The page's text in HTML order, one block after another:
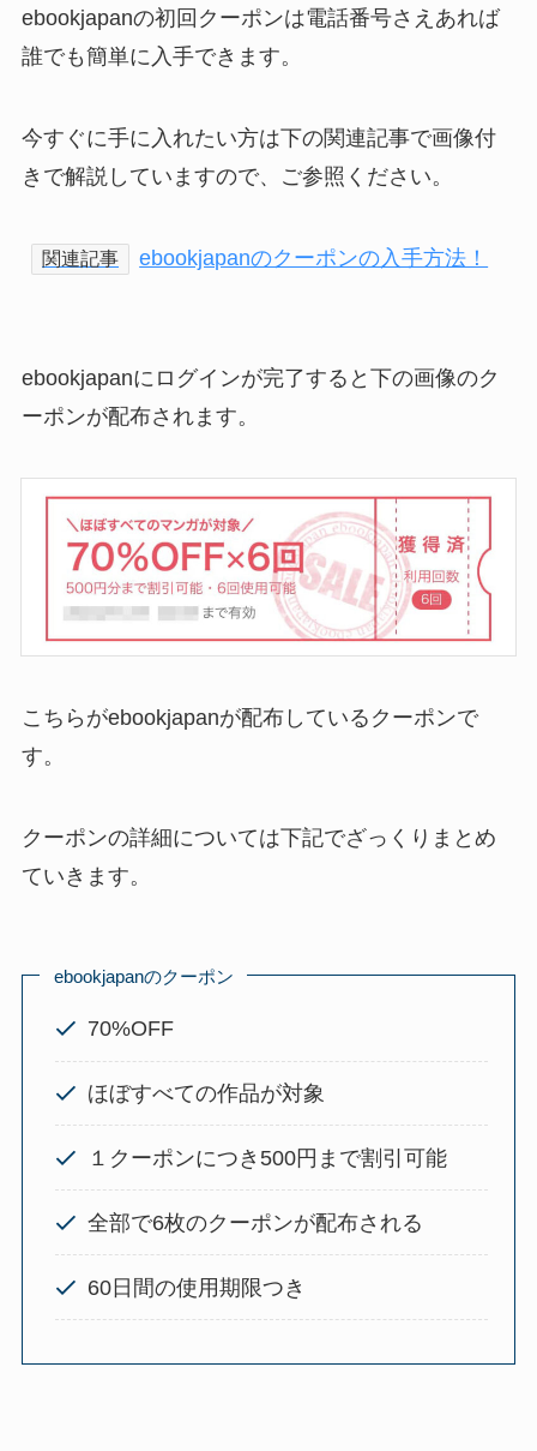
ebookjapanの初回クーポンは電話番号さえあれば
誰でも簡単に入手できます。
今すぐに手に入れたい方は下の関連記事で画像付
きで解説していますので、ご参照ください。
関連記事 ebookjapanのクーポンの入手方法！
ebookjapanにログインが完了すると下の画像のク
ーポンが配布されます。
こちらがebookjapanが配布しているクーポンで
す。
クーポンの詳細については下記でざっくりまとめ
ていきます。
ebookjapanのクーポン
70%OFF
ほぼすべての作品が対象
１クーポンにつき500円まで割引可能
全部で6枚のクーポンが配布される
60日間の使用期限つき